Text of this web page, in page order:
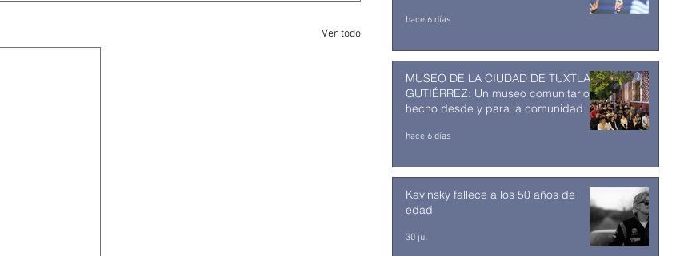
Ver todo
hace 6 días
MUSEO DE LA CIUDAD DE TUXTLA
GUTIÉRREZ: Un museo comunitario
hecho desde y para la comunidad
hace 6 días
Kavinsky fallece a los 50 años de
edad
30 jul